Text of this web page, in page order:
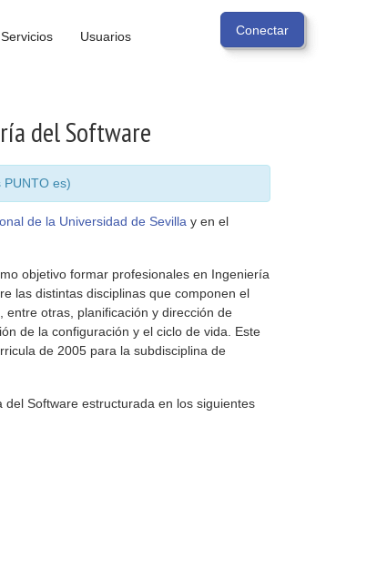
Servicios Usuarios
del Software
PUNTO es)
de la Universidad de Sevilla y en el
objetivo formar profesionales en Ingeniería
las distintas disciplinas que componen el
otras, planificación y dirección de
de la configuración y el ciclo de vida. Este
de 2005 para la subdisciplina de
Software estructurada en los siguientes